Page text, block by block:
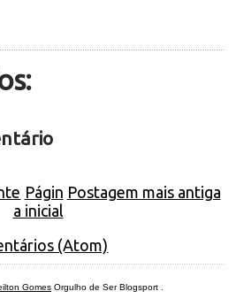
Postagem mais antiga
Págin
a inicial
(Atom)
Gomes Orgulho de Ser Blogsport